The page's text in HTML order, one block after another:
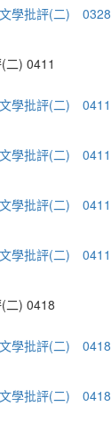
學批評(二) 0328
二) 0411
學批評(二) 0411
學批評(二) 0411
學批評(二) 0411
學批評(二) 0411
二) 0418
學批評(二) 0418
學批評(二) 0418